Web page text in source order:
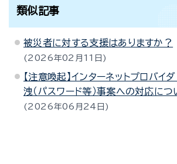
類似記事
被災者に対する支援はありますか？
2026年02月11日
【注意喚起】インターネットプロバイ
洩（パスワード等）事案への対応につ
2026年06月24日